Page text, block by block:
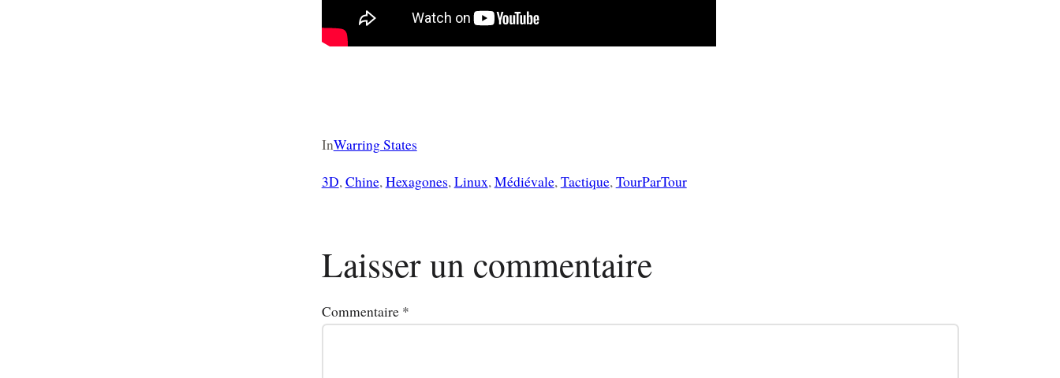
InWarring States
3D, Chine, Hexagones, Linux, Médiévale, Tactique, TourParTour
Laisser un commentaire
Commentaire *